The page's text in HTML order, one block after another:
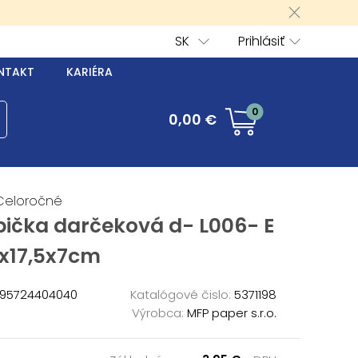
Prihlásiť
SK
KARIÉRA
0,00 € 0
darčeková d- L006- E
Katalógové čislo: 5371198
Výrobca: MFP paper s.r.o.